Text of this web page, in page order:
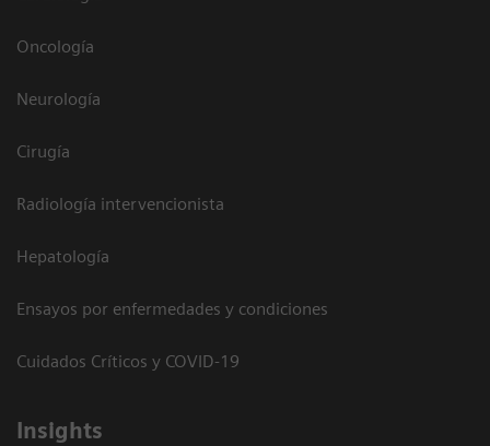
Oncología
Neurología
Cirugía
Radiología intervencionista
Hepatología
Ensayos por enfermedades y condiciones
Cuidados Críticos y COVID-19
Insights